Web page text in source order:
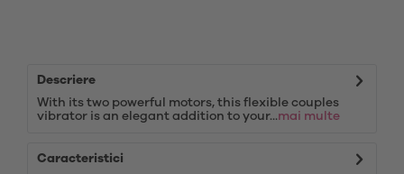
Descriere
With its two powerful motors, this flexible couples
vibrator is an elegant addition to your...mai multe
Caracteristici